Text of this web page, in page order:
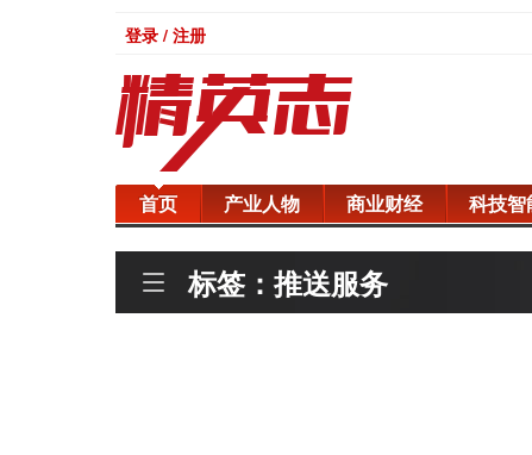
登录 / 注册
首页 产业人物 商业财经 科技智
标签：推送服务